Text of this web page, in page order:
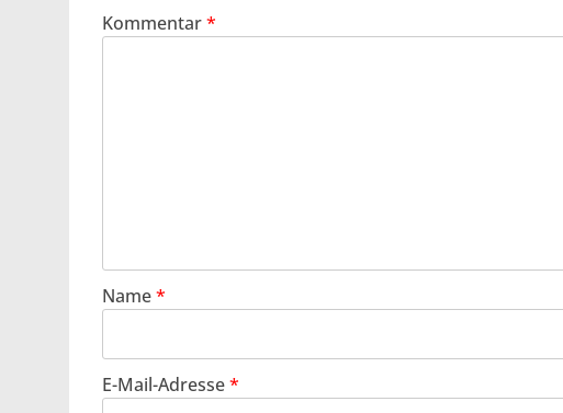
Kommentar*
Name*
E-Mail-Adresse*